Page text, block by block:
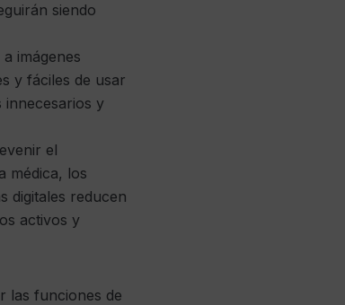
siendo
imágenes
y fáciles de usar
y
el
médica, los
digitales reducen
activos y
las funciones de